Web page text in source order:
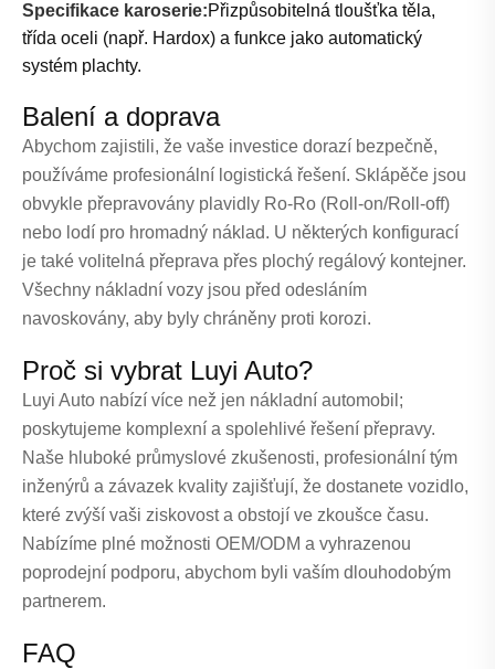
Specifikace karoserie:Přizpůsobitelná tloušťka těla,
třída oceli (např. Hardox) a funkce jako automatický
systém plachty.
Balení a doprava
Abychom zajistili, že vaše investice dorazí bezpečně,
používáme profesionální logistická řešení. Sklápěče jsou
obvykle přepravovány plavidly Ro-Ro (Roll-on/Roll-off)
nebo lodí pro hromadný náklad. U některých konfigurací
je také volitelná přeprava přes plochý regálový kontejner.
Všechny nákladní vozy jsou před odesláním
navoskovány, aby byly chráněny proti korozi.
Proč si vybrat Luyi Auto?
Luyi Auto nabízí více než jen nákladní automobil;
poskytujeme komplexní a spolehlivé řešení přepravy.
Naše hluboké průmyslové zkušenosti, profesionální tým
inženýrů a závazek kvality zajišťují, že dostanete vozidlo,
které zvýší vaši ziskovost a obstojí ve zkoušce času.
Nabízíme plné možnosti OEM/ODM a vyhrazenou
poprodejní podporu, abychom byli vaším dlouhodobým
partnerem.
FAQ